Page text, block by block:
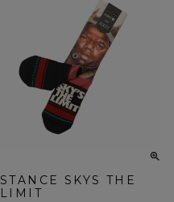
STANCE SKYS THE
LIMIT